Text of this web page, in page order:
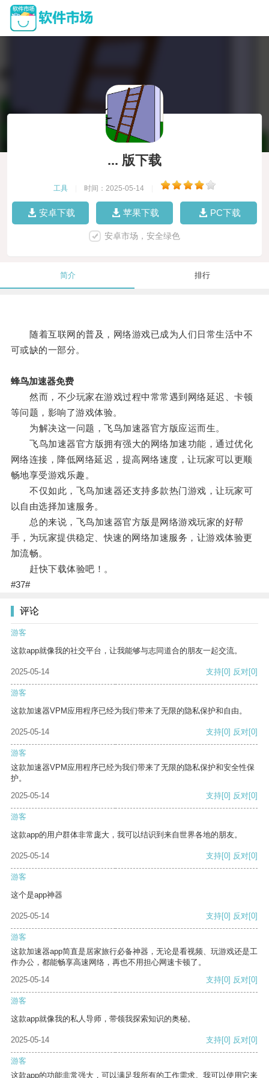
... 版下载
工具 时间：2025-05-14
安卓下载 苹果下载 PC下载
安卓市场，安全绿色
简介 排行
随着互联网的普及，网络游戏已成为人们日常生活中不
可或缺的一部分。
蜂鸟加速器免费
然而，不少玩家在游戏过程中常常遇到网络延迟、卡顿
等问题，影响了游戏体验。
为解决这一问题，飞鸟加速器官方版应运而生。
飞鸟加速器官方版拥有强大的网络加速功能，通过优化
网络连接，降低网络延迟，提高网络速度，让玩家可以更顺
畅地享受游戏乐趣。
不仅如此，飞鸟加速器还支持多款热门游戏，让玩家可
以自由选择加速服务。
总的来说，飞鸟加速器官方版是网络游戏玩家的好帮
手，为玩家提供稳定、快速的网络加速服务，让游戏体验更
加流畅。
赶快下载体验吧！。
#37#
评论
游客
这款app就像我的社交平台，让我能够与志同道合的朋友一起交流。
2025-05-14 支持[0] 反对[0]
游客
这款加速器VPM应用程序已经为我们带来了无限的隐私保护和自由。
2025-05-14 支持[0] 反对[0]
游客
这款加速器VPM应用程序已经为我们带来了无限的隐私保护和安全性保
护。
2025-05-14
支持[0] 反对[0]
游客
这款app的用户群体非常庞大，我可以结识到来自世界各地的朋友。
2025-05-14 支持[0] 反对[0]
游客
这个是app神器
2025-05-14 支持[0] 反对[0]
游客
这款加速器app简直是居家旅行必备神器，无论是看视频、玩游戏还是工
作办公，都能畅享高速网络，再也不用担心网速卡顿了。
2025-05-14
支持[0] 反对[0]
游客
这款app就像我的私人导师，带领我探索知识的奥秘。
2025-05-14 支持[0] 反对[0]
游客
这款app的功能非常强大，可以满足我所有的工作需求。我可以使用它来